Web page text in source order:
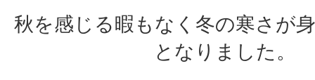
秋を感じる暇もなく冬の寒さが
となりました。